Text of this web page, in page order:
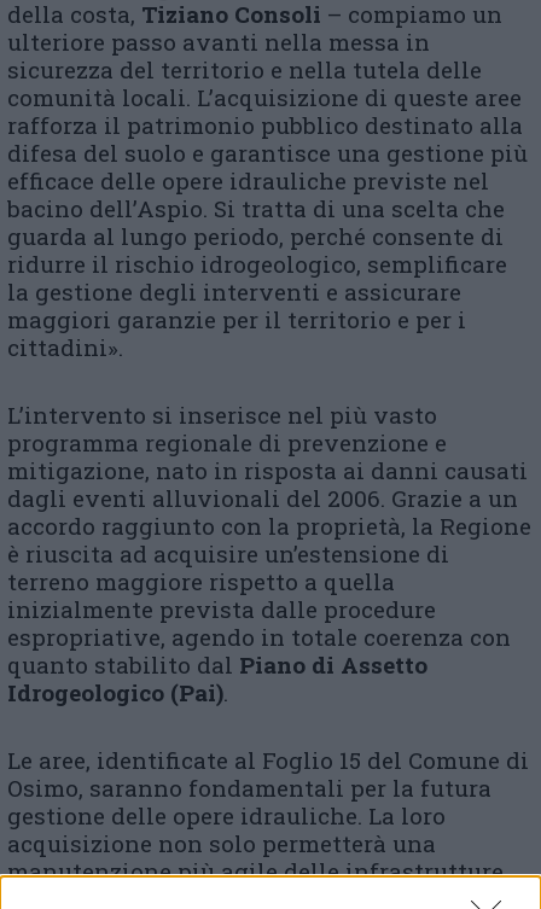
della costa, Tiziano Consoli – compiamo un
ulteriore passo avanti nella messa in
sicurezza del territorio e nella tutela delle
comunità locali. L’acquisizione di queste aree
rafforza il patrimonio pubblico destinato alla
difesa del suolo e garantisce una gestione più
efficace delle opere idrauliche previste nel
bacino dell’Aspio. Si tratta di una scelta che
guarda al lungo periodo, perché consente di
ridurre il rischio idrogeologico, semplificare
la gestione degli interventi e assicurare
maggiori garanzie per il territorio e per i
cittadini».
L’intervento si inserisce nel più vasto
programma regionale di prevenzione e
mitigazione, nato in risposta ai danni causati
dagli eventi alluvionali del 2006. Grazie a un
accordo raggiunto con la proprietà, la Regione
è riuscita ad acquisire un’estensione di
terreno maggiore rispetto a quella
inizialmente prevista dalle procedure
espropriative, agendo in totale coerenza con
quanto stabilito dal Piano di Assetto
Idrogeologico (Pai).
Le aree, identificate al Foglio 15 del Comune di
Osimo, saranno fondamentali per la futura
gestione delle opere idrauliche. La loro
acquisizione non solo permetterà una
manutenzione più agile delle infrastrutture,
ma contribuirà a prevenire futuri contenziosi